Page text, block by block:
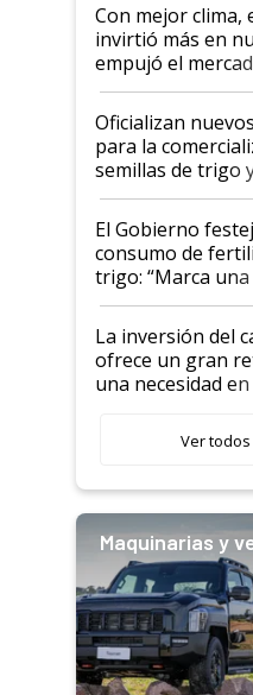
Con mejor clima,
invirtió más en
empujó el
Oficializan
para la
semillas de trigo y
granel
El Gobierno
consumo de
trigo: “Marca una
confianza de los
La inversión del
ofrece un gran
una necesidad
Ver
Maquinarias y